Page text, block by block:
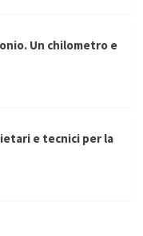
Un chilometro e
e tecnici per la